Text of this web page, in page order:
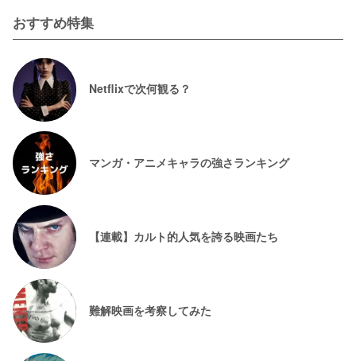
おすすめ特集
Netflixで次何観る？
マンガ・アニメキャラの強さランキング
【連載】カルト的人気を誇る映画たち
難解映画を考察してみた